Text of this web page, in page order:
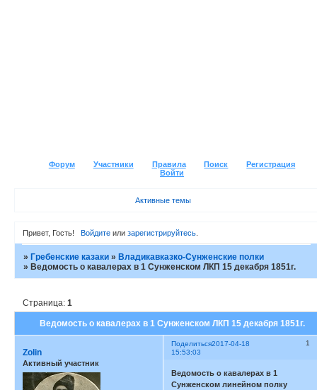
Форум Участники Правила Поиск
Регистрация
Войти
Активные темы
Привет, Гость! Войдитеили зарегистрируйтесь.
»Гребенские казаки »Владикавказко-Сунженские полки
»Ведомость о кавалерах в 1 Сунженском ЛКП 15 декабря 1851г.
Ведомость о кавалерах в 1 Сунженском ЛКП 15 декабря 1851г.
Страница:1
Поделиться 1
2017-04-18
15:53:03
Zolin
Активный участник
Ведомость о кавалерах в 1
Сунженском линейном полку